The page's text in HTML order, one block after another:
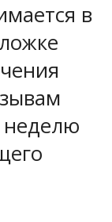
в
неделю